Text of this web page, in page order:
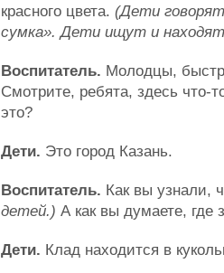
красного цвета. (Дети
сумка». Дети ищут и
Воспитатель. Молодцы,
Смотрите, ребята, здесь что-
это?
Дети. Это город Казань.
Воспитатель. Как вы узнали,
детей.) А как вы думаете, где
Дети. Клад находится в